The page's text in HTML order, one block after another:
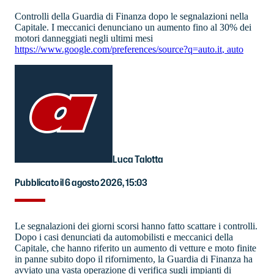
Controlli della Guardia di Finanza dopo le segnalazioni nella
Capitale. I meccanici denunciano un aumento fino al 30% dei
motori danneggiati negli ultimi mesi
https://www.google.com/preferences/source?q=auto.it, auto
Luca Talotta
Pubblicato il 6 agosto 2026, 15:03
Le segnalazioni dei giorni scorsi hanno fatto scattare i controlli.
Dopo i casi denunciati da automobilisti e meccanici della
Capitale, che hanno riferito un aumento di vetture e moto finite
in panne subito dopo il rifornimento, la Guardia di Finanza ha
avviato una vasta operazione di verifica sugli impianti di